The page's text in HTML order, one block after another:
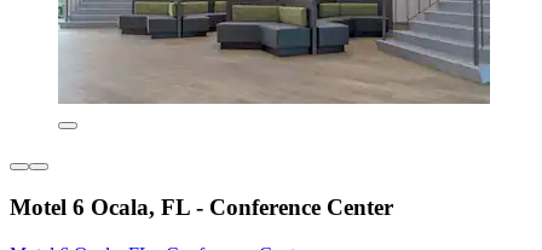
Motel 6 Ocala, FL - Conference Center